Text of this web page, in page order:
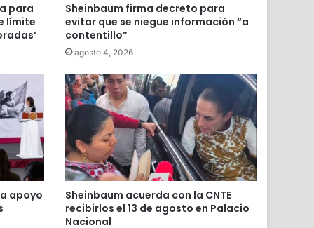
para
límite
Sheinbaum firma decreto para
evitar que se niegue información “a
contentillo”
agosto 4, 2026
apoyo
Sheinbaum acuerda con la CNTE
recibirlos el 13 de agosto en Palacio
Nacional